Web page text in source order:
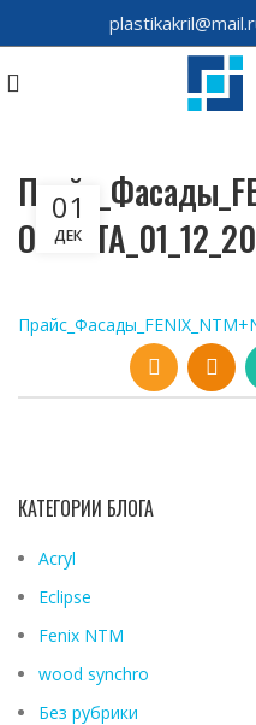
01
ДЕК
КАТЕГОРИИ БЛОГА
Acryl
Eclipse
Fenix ​​NTM
wood synchro
Без рубрики